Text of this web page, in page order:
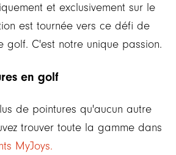
et exclusivement sur le
est tournée vers ce défi de
golf. C'est notre unique passion.
en golf
de pointures qu'aucun autre
trouver toute la gamme dans
MyJoys.